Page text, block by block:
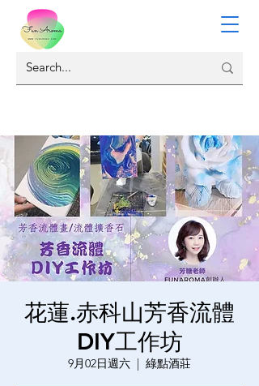
花蓮.赤科山芳香流體
DIY工作坊
9月02日週六
  |
綠點酒莊